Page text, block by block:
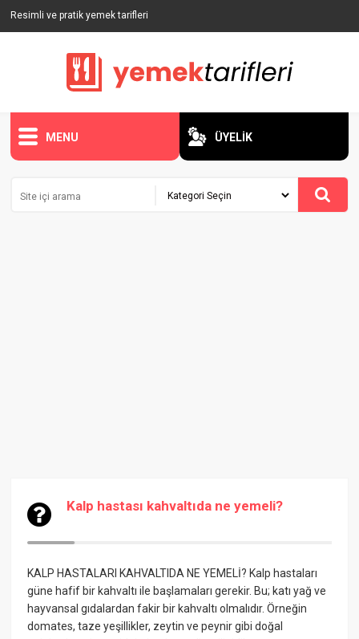
Resimli ve pratik yemek tarifleri
MENU ÜYELİK
Kalp hastası kahvaltıda ne yemeli?
KALP HASTALARI KAHVALTIDA NE YEMELİ? Kalp hastaları
güne hafif bir kahvaltı ile başlamaları gerekir. Bu; katı yağ ve
hayvansal gıdalardan fakir bir kahvaltı olmalıdır. Örneğin
domates, taze yeşillikler, zeytin ve peynir gibi doğal